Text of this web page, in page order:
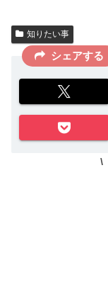
知りたい事
シェアする